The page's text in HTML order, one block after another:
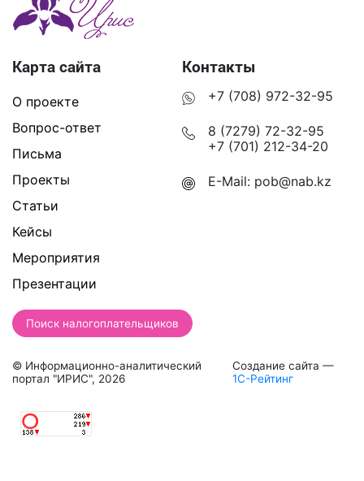
Карта сайта
О проекте
Вопрос-ответ
Письма
Проекты
Статьи
Кейсы
Мероприятия
Презентации
Контакты
+7 (708) 972-32-95
8 (7279) 72-32-95
+7 (701) 212-34-20
E-Mail: pob@nab.kz
Поиск налогоплательщиков
© Информационно-аналитический
портал "ИРИС", 2026
Создание сайта —
1С-Рейтинг